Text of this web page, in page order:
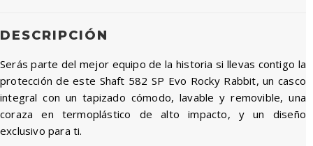
DESCRIPCIÓN
Serás parte del mejor equipo de la historia si llevas contigo la
protección de este Shaft 582 SP Evo Rocky Rabbit, un casco
integral con un tapizado cómodo, lavable y removible, una
coraza en termoplástico de alto impacto, y un diseño
exclusivo para ti.